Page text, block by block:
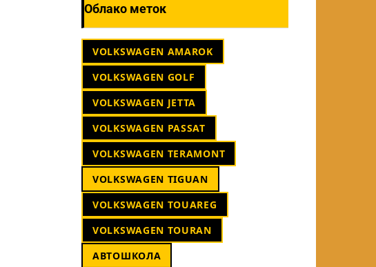
Облако меток
VOLKSWAGEN AMAROK
VOLKSWAGEN GOLF
VOLKSWAGEN JETTA
VOLKSWAGEN PASSAT
VOLKSWAGEN TERAMONT
VOLKSWAGEN TIGUAN
VOLKSWAGEN TOUAREG
VOLKSWAGEN TOURAN
АВТОШКОЛА